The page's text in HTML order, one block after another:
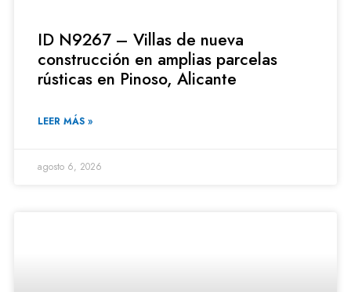
ID N9267 – Villas de nueva
construcción en amplias parcelas
rústicas en Pinoso, Alicante
LEER MÁS »
agosto 6, 2026